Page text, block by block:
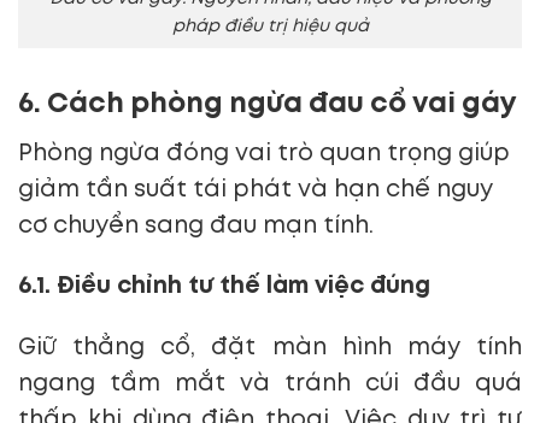
pháp điều trị hiệu quả
6. Cách phòng ngừa đau cổ vai gáy
Phòng ngừa đóng vai trò quan trọng giúp
giảm tần suất tái phát và hạn chế nguy
cơ chuyển sang đau mạn tính.
6.1. Điều chỉnh tư thế làm việc đúng
Giữ thẳng cổ, đặt màn hình máy tính
ngang tầm mắt và tránh cúi đầu quá